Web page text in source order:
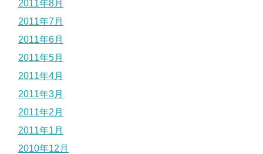
2011年8月
2011年7月
2011年6月
2011年5月
2011年4月
2011年3月
2011年2月
2011年1月
2010年12月